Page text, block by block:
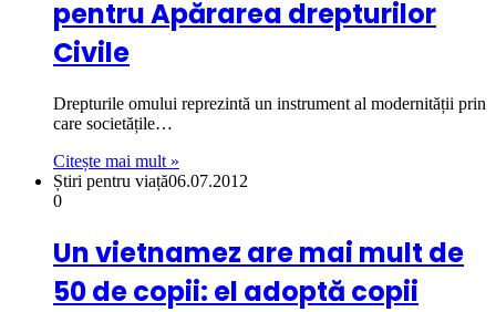
pentru Apărarea drepturilor
Civile
Drepturile omului reprezintă un instrument al modernității prin
care societățile…
Citește mai mult »
Știri pentru viață06.07.2012
0
Un vietnamez are mai mult de
50 de copii: el adoptă copii